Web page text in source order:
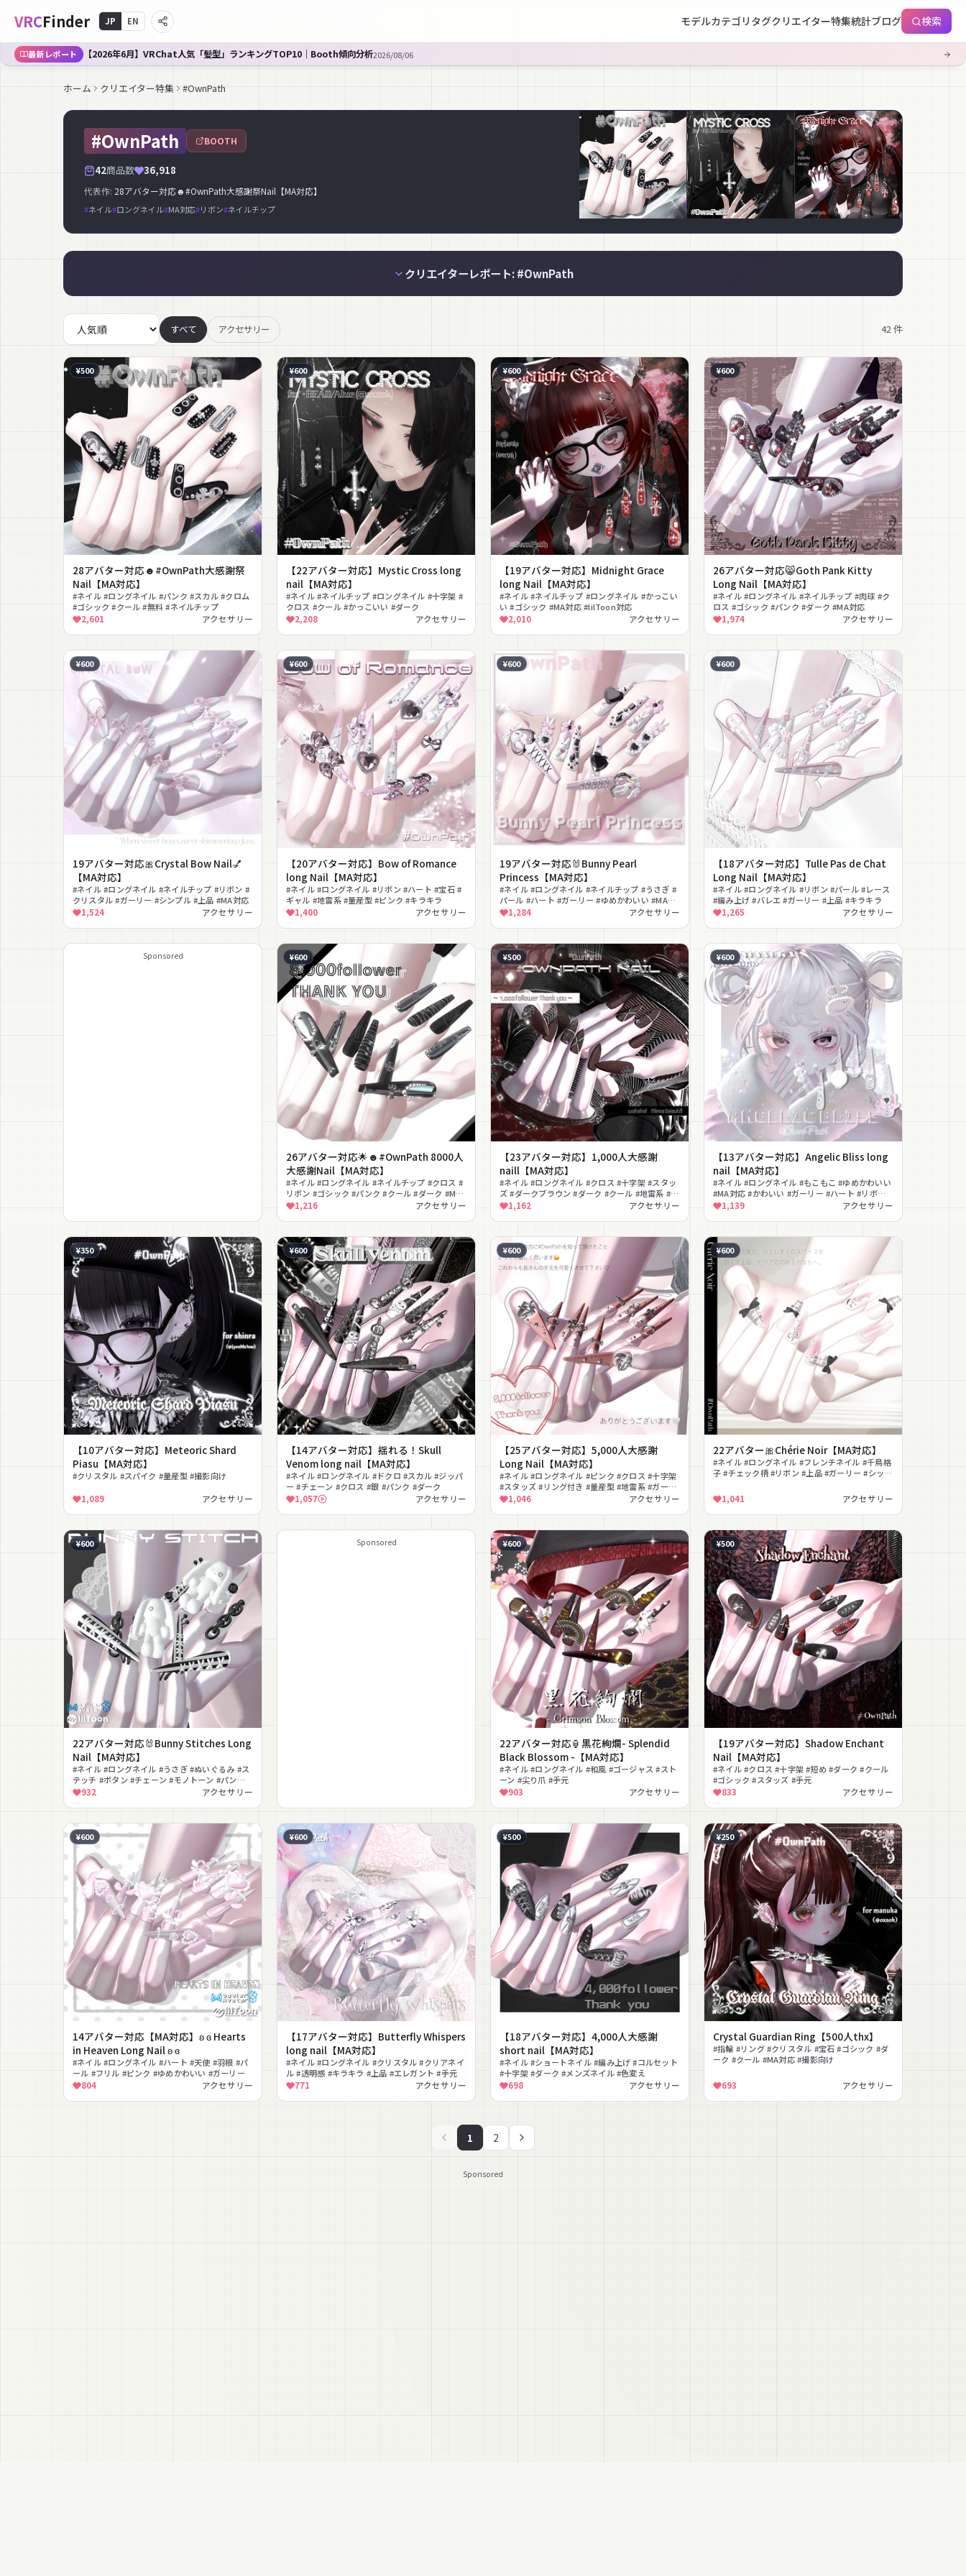
VRCFinder JP EN モデルカテゴリ タグクリエイター特集統計ブログ 検索
最新レポート 【2026年6月】VRChat人気「髪型」ランキングTOP10｜Booth傾向分析2026/08/06
ホーム クリエイター特集 #OwnPath
#OwnPath BOOTH
42商品数 36,918
代表作: 28アバター対応☻#OwnPath大感謝祭Nail【MA対応】
#ネイル#ロングネイル#MA対応#リボン#ネイルチップ
クリエイターレポート: #OwnPath
すべて アクセサリー 42件
¥500
28アバター対応☻#OwnPath大感謝祭
Nail【MA対応】
#ネイル #ロングネイル #パンク #スカル #クロム
#ゴシック #クール #無料 #ネイルチップ
2,601
アクセサリー
¥600
【22アバター対応】Mystic Cross long
nail【MA対応】
#ネイル #ネイルチップ #ロングネイル #十字架 #
クロス #クール #かっこいい #ダーク
2,208
アクセサリー
¥600
【19アバター対応】Midnight Grace
long Nail【MA対応】
#ネイル #ネイルチップ #ロングネイル #かっこい
い #ゴシック #MA対応 #lilToon対応
2,010
アクセサリー
¥600
26アバター対応😸Goth Pank Kitty
Long Nail【MA対応】
#ネイル #ロングネイル #ネイルチップ #肉球 #ク
ロス #ゴシック #パンク #ダーク #MA対応
1,974
アクセサリー
¥600
19アバター対応🎀Crystal Bow Nail💅
【MA対応】
#ネイル #ロングネイル #ネイルチップ #リボン #
クリスタル #ガーリー #シンプル #上品 #MA対応
1,524
アクセサリー
¥600
【20アバター対応】Bow of Romance
long Nail【MA対応】
#ネイル #ロングネイル #リボン #ハート #宝石 #
ギャル #地雷系 #量産型 #ピンク #キラキラ
1,400
アクセサリー
¥600
19アバター対応🐰Bunny Pearl
Princess【MA対応】
#ネイル #ロングネイル #ネイルチップ #うさぎ #
パール #ハート #ガーリー #ゆめかわいい #MA対
応 #地雷系
1,284 アクセサリー
¥600
【18アバター対応】Tulle Pas de Chat
Long Nail【MA対応】
#ネイル #ロングネイル #リボン #パール #レース
#編み上げ #バレエ #ガーリー #上品 #キラキラ
1,265
アクセサリー
Sponsored ¥600
26アバター対応🌟☻#OwnPath 8000人
大感謝Nail【MA対応】
#ネイル #ロングネイル #ネイルチップ #クロス #
リボン #ゴシック #パンク #クール #ダーク #MA
対応1,216 アクセサリー
¥500
【23アバター対応】1,000人大感謝
naill【MA対応】
#ネイル #ロングネイル #クロス #十字架 #スタッ
ズ #ダークブラウン #ダーク #クール #地雷系 #ス
トーン
1,162 アクセサリー
¥600
【13アバター対応】Angelic Bliss long
nail【MA対応】
#ネイル #ロングネイル #もこもこ #ゆめかわいい
#MA対応 #かわいい #ガーリー #ハート #リボン #
天使1,139 アクセサリー
¥350
【10アバター対応】Meteoric Shard
Piasu【MA対応】
#クリスタル #スパイク #量産型 #撮影向け
1,089
アクセサリー
¥600
【14アバター対応】揺れる！Skull
Venom long nail【MA対応】
#ネイル #ロングネイル #ドクロ #スカル #ジッパ
ー #チェーン #クロス #銀 #パンク #ダーク
1,057
アクセサリー
¥600
【25アバター対応】5,000人大感謝
Long Nail【MA対応】
#ネイル #ロングネイル #ピンク #クロス #十字架
#スタッズ #リング付き #量産型 #地雷系 #ガーリ
ー1,046 アクセサリー
¥600
22アバター🎀Chérie Noir【MA対応】
#ネイル #ロングネイル #フレンチネイル #千鳥格
子 #チェック柄 #リボン #上品 #ガーリー #シック
1,041
アクセサリー
¥600
22アバター対応🐰Bunny Stitches Long
Nail【MA対応】
#ネイル #ロングネイル #うさぎ #ぬいぐるみ #ス
テッチ #ボタン #チェーン #モノトーン #パンク #
ゆめかわいい
932 アクセサリー
Sponsored ¥600
22アバター対応🏮黒花絢爛- Splendid
Black Blossom -【MA対応】
#ネイル #ロングネイル #和風 #ゴージャス #スト
ーン #尖り爪 #手元
903
アクセサリー
¥500
【19アバター対応】Shadow Enchant
Nail【MA対応】
#ネイル #クロス #十字架 #短め #ダーク #クール
#ゴシック #スタッズ #手元
833
アクセサリー
¥600
14アバター対応【MA対応】ʚ ɞ Hearts
in Heaven Long Nail ʚ ɞ
#ネイル #ロングネイル #ハート #天使 #羽根 #パ
ール #フリル #ピンク #ゆめかわいい #ガーリー
804
アクセサリー
¥600
【17アバター対応】Butterfly Whispers
long nail【MA対応】
#ネイル #ロングネイル #クリスタル #クリアネイ
ル #透明感 #キラキラ #上品 #エレガント #手元
771
アクセサリー
¥500
【18アバター対応】4,000人大感謝
short nail【MA対応】
#ネイル #ショートネイル #編み上げ #コルセット
#十字架 #ダーク #メンズネイル #色変え
698
アクセサリー
¥250
Crystal Guardian Ring【500人thx】
#指輪 #リング #クリスタル #宝石 #ゴシック #ダ
ーク #クール #MA対応 #撮影向け
693 アクセサリー
1 2
Sponsored